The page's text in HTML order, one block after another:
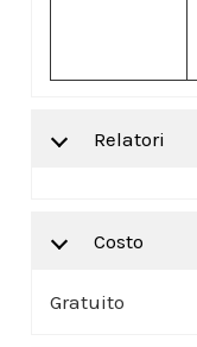
Relatori
Costo
Gratuito